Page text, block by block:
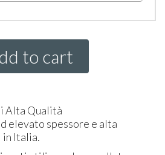
to cart
Alta Qualità
elevato spessore e alta
Italia.